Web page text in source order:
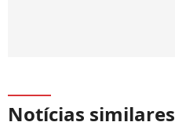
Notícias similares